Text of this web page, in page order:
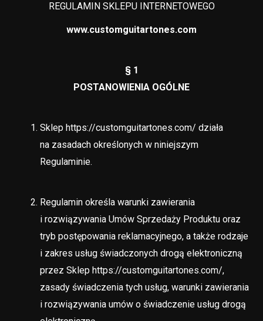
REGULAMIN SKLEPU INTERNETOWEGO
www.customguitartones.com
§ 1
POSTANOWIENIA OGÓLNE
Sklep https://customguitartones.com/ działa
na zasadach określonych w niniejszym
Regulaminie.
Regulamin określa warunki zawierania
i rozwiązywania Umów Sprzedaży Produktu oraz
tryb postępowania reklamacyjnego, a także rodzaje
i zakres usług świadczonych drogą elektroniczną
przez Sklep https://customguitartones.com/,
zasady świadczenia tych usług, warunki zawierania
i rozwiązywania umów o świadczenie usług drogą